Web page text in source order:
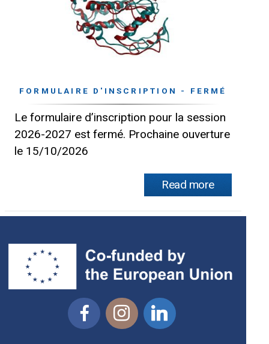
FORMULAIRE D'INSCRIPTION - FERMÉ
Le formulaire d’inscription pour la session
2026-2027 est fermé. Prochaine ouverture
le 15/10/2026
Read more